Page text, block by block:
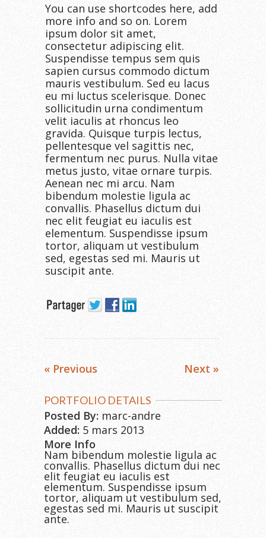
You can use shortcodes here, add
more info and so on. Lorem
ipsum dolor sit amet,
consectetur adipiscing elit.
Suspendisse tempus sem quis
sapien cursus commodo dictum
mauris vestibulum. Sed eu lacus
eu mi luctus scelerisque. Donec
sollicitudin urna condimentum
velit iaculis at rhoncus leo
gravida. Quisque turpis lectus,
pellentesque vel sagittis nec,
fermentum nec purus. Nulla vitae
metus justo, vitae ornare turpis.
Aenean nec mi arcu. Nam
bibendum molestie ligula ac
convallis. Phasellus dictum dui
nec elit feugiat eu iaculis est
elementum. Suspendisse ipsum
tortor, aliquam ut vestibulum
sed, egestas sed mi. Mauris ut
suscipit ante.
« Previous Next »
PORTFOLIO DETAILS
Posted By: marc-andre
Added: 5 mars 2013
More Info
Nam bibendum molestie ligula ac
convallis. Phasellus dictum dui nec
elit feugiat eu iaculis est
elementum. Suspendisse ipsum
tortor, aliquam ut vestibulum sed,
egestas sed mi. Mauris ut suscipit
ante.